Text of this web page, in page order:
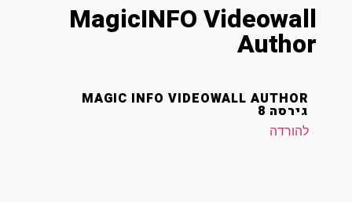
MagicINFO Videowall
Author
MAGIC INFO VIDEOWALL AUTHOR
גירסה 8
להורדה